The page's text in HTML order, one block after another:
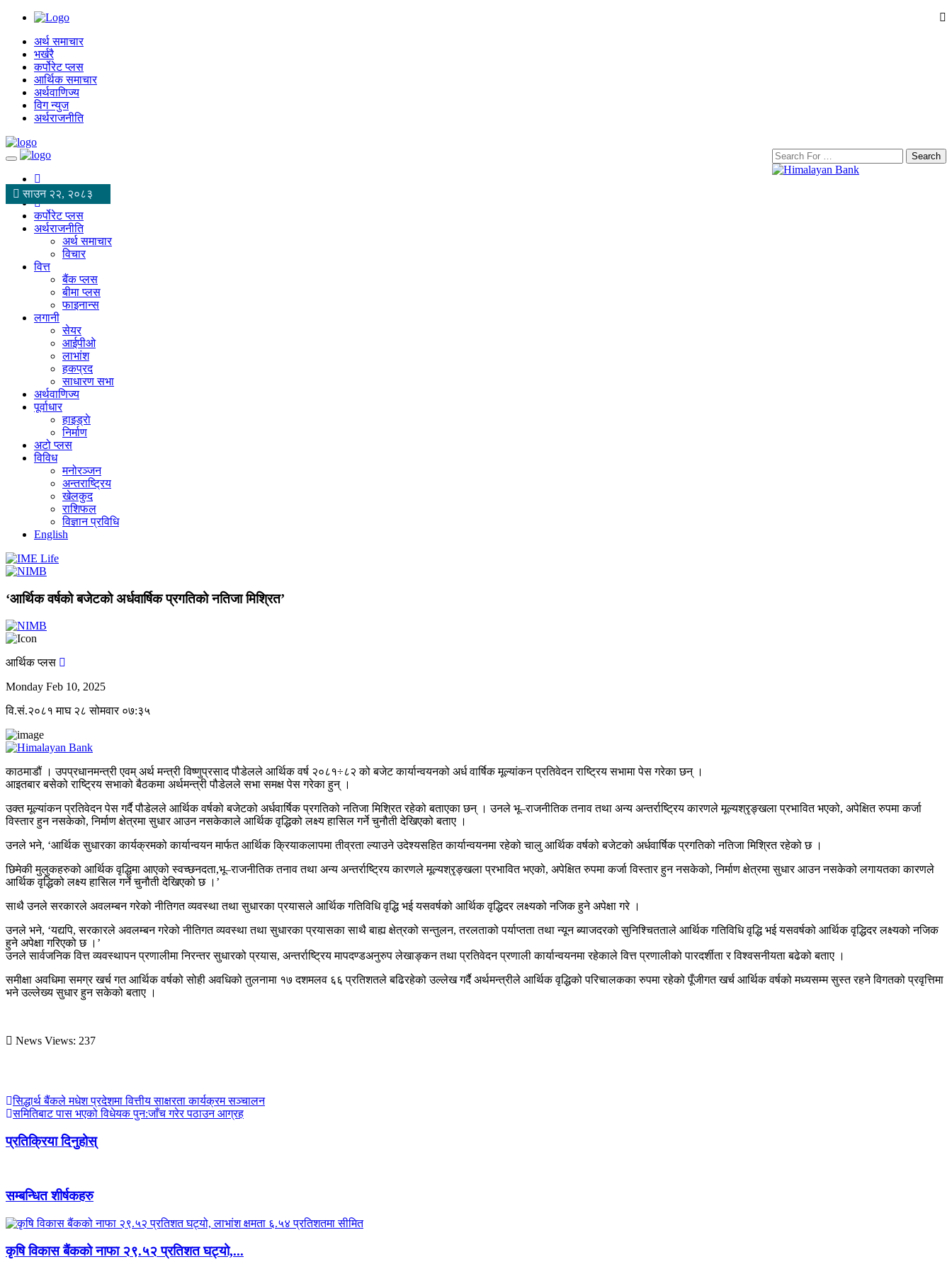
अर्थ समाचार
भर्खरै
कर्पोरेट प्लस
आर्थिक समाचार
अर्थवाणिज्य
विग न्युज
अर्थराजनीति
Search
साउन २२, २०८३
कर्पोरेट प्लस
अर्थराजनीति
अर्थ समाचार
विचार
वित्त
बैंक प्लस
बीमा प्लस
फाइनान्स
लगानी
सेयर
आईपीओ
लाभांश
हकप्रद
साधारण सभा
अर्थवाणिज्य
पूर्वाधार
हाइड्राे
निर्माण
अटो प्लस
विविध
मनोरञ्जन
अन्तराष्ट्रिय
खेलकुद
राशिफल
विज्ञान प्रविधि
English
‘आर्थिक वर्षको बजेटको अर्धवार्षिक प्रगतिको नतिजा मिश्रित’
आर्थिक प्लस
Monday Feb 10, 2025
वि.सं.२०८१ माघ २८ सोमवार ०७:३५
काठमाडौं । उपप्रधानमन्त्री एवम् अर्थ मन्त्री विष्णुप्रसाद पौडेलले आर्थिक वर्ष २०८१÷८२ को बजेट कार्यान्वयनको अर्ध वार्षिक मूल्यांकन प्रतिवेदन राष्ट्रिय सभामा पेस गरेका छन् ।
आइतबार बसेको राष्ट्रिय सभाको बैठकमा अर्थमन्त्री पौडेलले सभा समक्ष पेस गरेका हुन् ।
उक्त मूल्यांकन प्रतिवेदन पेस गर्दै पौडेलले आर्थिक वर्षको बजेटको अर्धवार्षिक प्रगतिको नतिजा मिश्रित रहेको बताएका छन् । उनले भू–राजनीतिक तनाव तथा अन्य अन्तर्राष्ट्रिय कारणले मूल्यश्रृङ्खला प्रभावित भएको, अपेक्षित रुपमा कर्जा
विस्तार हुन नसकेको, निर्माण क्षेत्रमा सुधार आउन नसकेकाले आर्थिक वृद्धिको लक्ष्य हासिल गर्ने चुनौती देखिएको बताए ।
उनले भने, ‘आर्थिक सुधारका कार्यक्रमको कार्यान्वयन मार्फत आर्थिक क्रियाकलापमा तीव्रता ल्याउने उदेश्यसहित कार्यान्वयनमा रहेको चालु आर्थिक वर्षको बजेटको अर्धवार्षिक प्रगतिको नतिजा मिश्रित रहेको छ ।
छिमेकी मुलुकहरुको आर्थिक वृद्धिमा आएको स्वच्छनदता,भू–राजनीतिक तनाव तथा अन्य अन्तर्राष्ट्रिय कारणले मूल्यश्रृङ्खला प्रभावित भएको, अपेक्षित रुपमा कर्जा विस्तार हुन नसकेको, निर्माण क्षेत्रमा सुधार आउन नसकेको लगायतका कारणले
आर्थिक वृद्धिको लक्ष्य हासिल गर्ने चुनौती देखिएको छ ।’
साथै उनले सरकारले अवलम्बन गरेको नीतिगत व्यवस्था तथा सुधारका प्रयासले आर्थिक गतिविधि वृद्धि भई यसवर्षको आर्थिक वृद्धिदर लक्ष्यको नजिक हुने अपेक्षा गरे ।
उनले भने, ‘यद्यपि, सरकारले अवलम्बन गरेको नीतिगत व्यवस्था तथा सुधारका प्रयासका साथै बाह्य क्षेत्रको सन्तुलन, तरलताको पर्याप्तता तथा न्यून ब्याजदरको सुनिश्चितताले आर्थिक गतिविधि वृद्धि भई यसवर्षको आर्थिक वृद्धिदर लक्ष्यको नजिक
हुने अपेक्षा गरिएको छ ।’
उनले सार्वजनिक वित्त व्यवस्थापन प्रणालीमा निरन्तर सुधारको प्रयास, अन्तर्राष्ट्रिय मापदण्डअनुरुप लेखाङ्कन तथा प्रतिवेदन प्रणाली कार्यान्वयनमा रहेकाले वित्त प्रणालीको पारदर्शीता र विश्वसनीयता बढेको बताए ।
समीक्षा अवधिमा समग्र खर्च गत आर्थिक वर्षको सोही अवधिको तुलनामा १७ दशमलव ६६ प्रतिशतले बढिरहेको उल्लेख गर्दै अर्थमन्त्रीले आर्थिक वृद्धिको परिचालकका रुपमा रहेको पूँजीगत खर्च आर्थिक वर्षको मध्यसम्म सुस्त रहने विगतको प्रवृत्तिमा
भने उल्लेख्य सुधार हुन सकेको बताए ।
News Views: 237
सिद्धार्थ बैंकले मधेश प्रदेशमा वित्तीय साक्षरता कार्यक्रम सञ्चालन
समितिबाट पास भएको विधेयक पुन:जाँच गरेर पठाउन आग्रह
प्रतिक्रिया दिनुहोस्
सम्बन्धित शीर्षकहरु
कृषि विकास बैंकको नाफा २९.५२ प्रतिशत घट्यो,...